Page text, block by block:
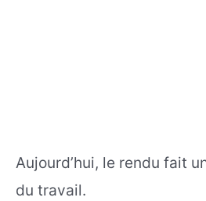
Aujourd’hui, le rendu fait
du travail.